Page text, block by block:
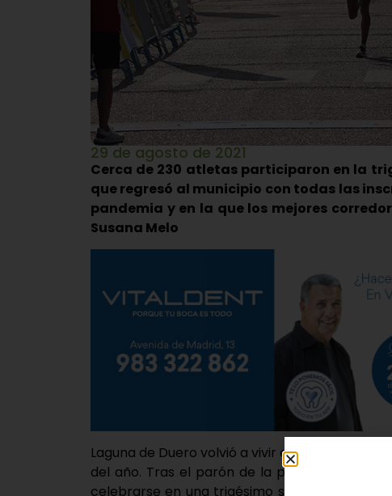
29 de agosto de 2021
Cerca de 230 atletas participaron en la
que regresó al municipio con todas las
pandemia y en la que los mejores
Susana Melo
Laguna de Duero volvió a vivir este domingo
del año. Tras el parón de la pandemia, la
celebrarse en una trigésimo séptima edición